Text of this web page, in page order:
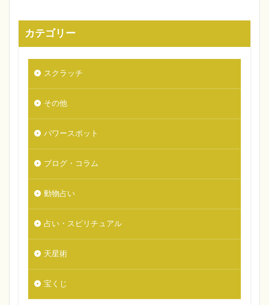
カテゴリー
スクラッチ
その他
パワースポット
ブログ・コラム
動物占い
占い・スピリチュアル
天星術
宝くじ